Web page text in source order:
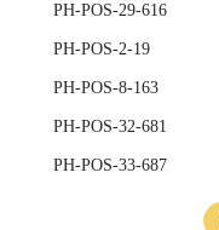
PH-POS-29-616
PH-POS-2-19
PH-POS-8-163
PH-POS-32-681
PH-POS-33-687